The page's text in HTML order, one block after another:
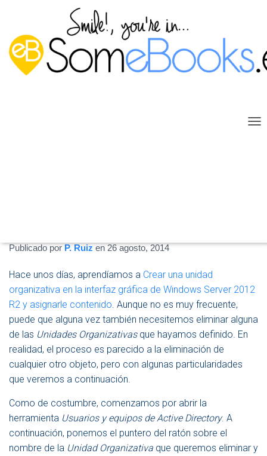
O
A
G
Publicado porP. Ruizen26 agosto, 2014
Hace unos días, aprendíamos a Crear una unidad
organizativa en la interfaz gráfica de Windows Server 2012
R2 y asignarle contenido Aunque no es muy frecuente,
puede que alguna vez también necesitemos eliminar alguna
de las Unidades Organizativasque hayamos definido. En
realidad, el proceso es parecido a la eliminación de
cualquier otro objeto, pero con algunas particularidades
que veremos a continuación.
Como de costumbre, comenzamos por abrir la
herramienta Usuarios y equipos de Active Directory. A
continuación, ponemos el puntero del ratón sobre el
nombre de la Unidad Organizativa que queremos eliminar y